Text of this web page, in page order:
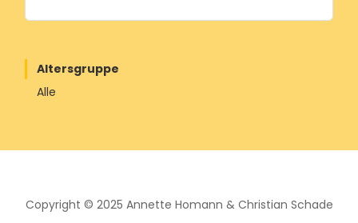
Altersgruppe
Alle
Copyright © 2025 Annette Homann & Christian Schade